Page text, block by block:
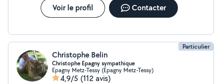
Voir le profil Contacter
Particulier
Christophe Belin
Christophe Epagny sympathique
Epagny Metz-Tessy (Epagny Metz-Tessy)
4,9/5 (112 avis)